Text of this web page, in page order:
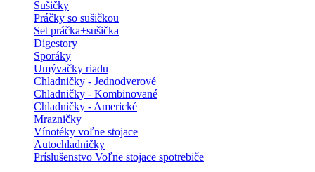
Sušičky
Práčky so sušičkou
Set práčka+sušička
Digestory
Sporáky
Umývačky riadu
Chladničky - Jednodverové
Chladničky - Kombinované
Chladničky - Americké
Mrazničky
Vínotéky voľne stojace
Autochladničky
Príslušenstvo Voľne stojace spotrebiče